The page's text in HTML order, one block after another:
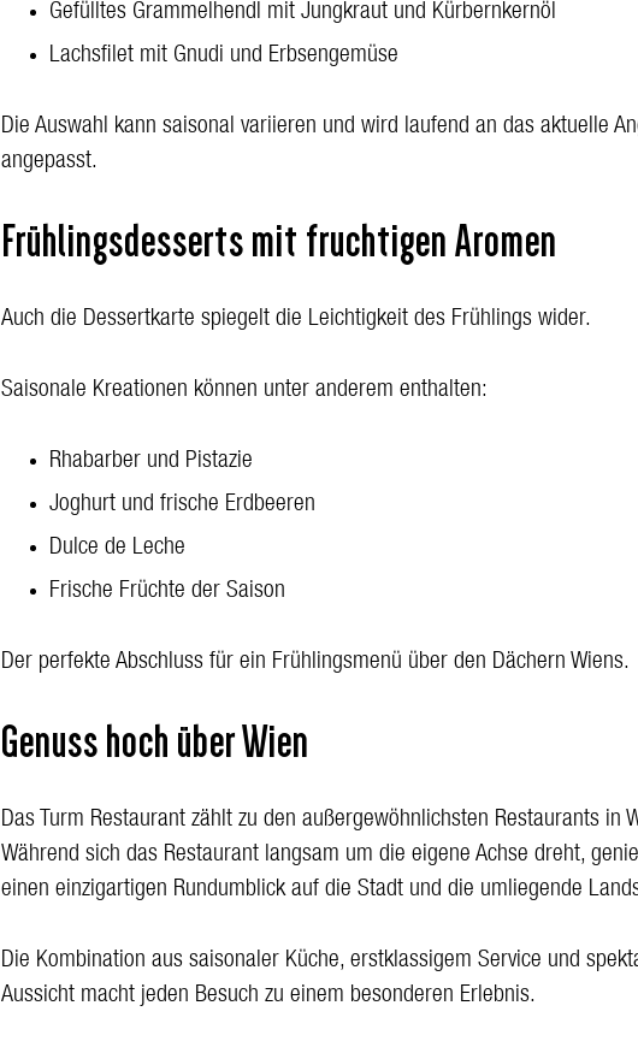
Gefülltes Grammelhendl mit Jungkraut und Kürbernkernöl
Lachsfilet mit Gnudi und Erbsengemüse
Die Auswahl kann saisonal variieren und wird laufend an das aktuelle
angepasst.
Frühlingsdesserts mit fruchtigen Aromen
Auch die Dessertkarte spiegelt die Leichtigkeit des Frühlings wider.
Saisonale Kreationen können unter anderem enthalten:
Rhabarber und Pistazie
Joghurt und frische Erdbeeren
Dulce de Leche
Frische Früchte der Saison
Der perfekte Abschluss für ein Frühlingsmenü über den Dächern Wiens.
Genuss hoch über Wien
Das Turm Restaurant zählt zu den außergewöhnlichsten Restaurants in
Während sich das Restaurant langsam um die eigene Achse dreht,
einen einzigartigen Rundumblick auf die Stadt und die umliegende
Die Kombination aus saisonaler Küche, erstklassigem Service und
Aussicht macht jeden Besuch zu einem besonderen Erlebnis.